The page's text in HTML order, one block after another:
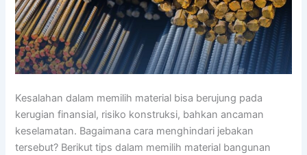
Kesalahan dalam memilih material bisa berujung pada
kerugian finansial, risiko konstruksi, bahkan ancaman
keselamatan. Bagaimana cara menghindari jebakan
tersebut? Berikut tips dalam memilih material bangunan